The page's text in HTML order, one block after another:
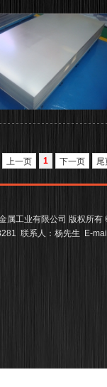
上一页 1 下一页 尾
属工业有限公司 版权所有
联系人：杨先生 E-